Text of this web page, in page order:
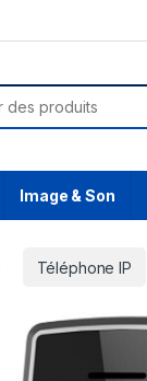
Image & Son
Téléphone IP